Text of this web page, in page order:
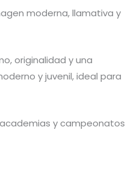
moderna, llamativa y
originalidad y una
y juvenil, ideal para
y campeonatos